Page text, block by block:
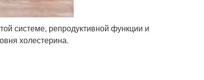
системе, репродуктивной функции и
холестерина.